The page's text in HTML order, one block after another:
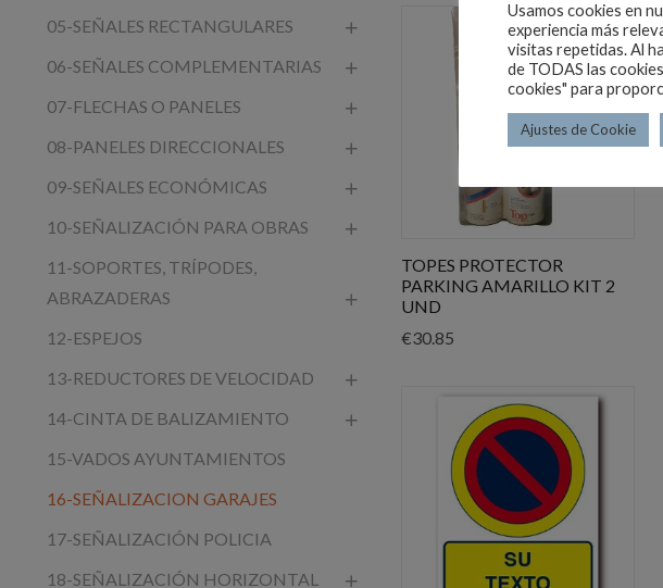
05-SEÑALES RECTANGULARES
06-SEÑALES COMPLEMENTARIAS
07-FLECHAS O PANELES
08-PANELES DIRECCIONALES
09-SEÑALES ECONÓMICAS
10-SEÑALIZACIÓN PARA OBRAS
11-SOPORTES, TRÍPODES,
ABRAZADERAS
12-ESPEJOS
13-REDUCTORES DE VELOCIDAD
14-CINTA DE BALIZAMIENTO
15-VADOS AYUNTAMIENTOS
16-SEÑALIZACION GARAJES
17-SEÑALIZACIÓN POLICIA
18-SEÑALIZACIÓN HORIZONTAL
TOPES PROTECTOR
PARKING AMARILLO KIT 2
UND
€30.85
Usamos cookies en
experiencia más
visitas repetidas. Al
de TODAS las
cookies" para
Ajustes de Cookie